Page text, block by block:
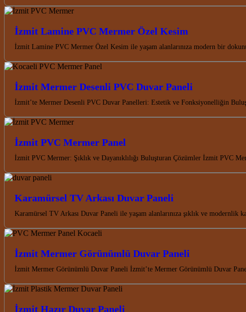
İzmit Lamine PVC Mermer Özel Kesim
İzmit Lamine PVC Mermer Özel Kesim ile yaşam alanlarınıza modern bir
İzmit Mermer Desenli PVC Duvar Paneli
İzmit’te Mermer Desenli PVC Duvar Panelleri: Estetik ve Fonksiyonelliğin
İzmit PVC Mermer Panel
İzmit PVC Mermer: Şıklık ve Dayanıklılığı Buluşturan Çözümler İzmit PVC
Karamürsel TV Arkası Duvar Paneli
Karamürsel TV Arkası Duvar Paneli ile yaşam alanlarınıza şıklık ve
İzmit Mermer Görünümlü Duvar Paneli
İzmit Mermer Görünümlü Duvar Paneli İzmit’te Mermer Görünümlü Duvar
İzmit Hazır Duvar Paneli